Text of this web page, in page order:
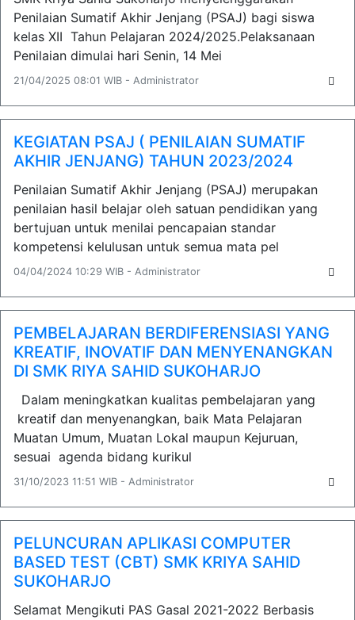
Penilaian Sumatif Akhir Jenjang (PSAJ) bagi siswa
kelas XII Tahun Pelajaran 2024/2025.Pelaksanaan
Penilaian dimulai hari Senin, 14 Mei
21/04/2025 08:01 WIB - Administrator
KEGIATAN PSAJ ( PENILAIAN SUMATIF
AKHIR JENJANG) TAHUN 2023/2024
Penilaian Sumatif Akhir Jenjang (PSAJ) merupakan
penilaian hasil belajar oleh satuan pendidikan yang
bertujuan untuk menilai pencapaian standar
kompetensi kelulusan untuk semua mata pel
04/04/2024 10:29 WIB - Administrator
PEMBELAJARAN BERDIFERENSIASI YANG
KREATIF, INOVATIF DAN MENYENANGKAN
DI SMK RIYA SAHID SUKOHARJO
Dalam meningkatkan kualitas pembelajaran yang
kreatif dan menyenangkan, baik Mata Pelajaran
Muatan Umum, Muatan Lokal maupun Kejuruan,
sesuai agenda bidang kurikul
31/10/2023 11:51 WIB - Administrator
PELUNCURAN APLIKASI COMPUTER
BASED TEST (CBT) SMK KRIYA SAHID
SUKOHARJO
Selamat Mengikuti PAS Gasal 2021-2022 Berbasis